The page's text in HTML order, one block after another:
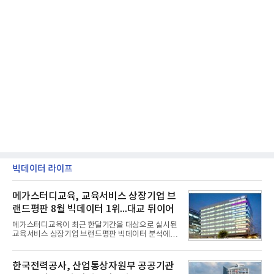
빅데이터 라이프
메가스터디교육, 교육서비스 상장기업 브
랜드평판 8월 빅데이터 1위...대교 뒤이어
메가스터디교육이 최근 한달기간을 대상으로 실시된
교육서비스 상장기업 브랜드평판 빅데이터 분석에서
일 한국기업평판연구소(소장 구창환)는 국내 교육서
비스 상장기업 브랜드를 대상으로 지난 7월 7일부터
8월 7일까지 수집된 소비자 빅데이터 10,074,233건
한국전력공사, 산업통상자원부 공공기관